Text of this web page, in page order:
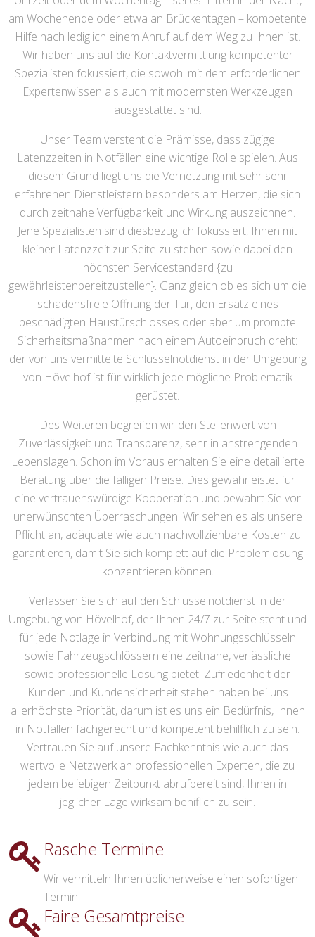
am Wochenende oder etwa an Brückentagen – kompetente
Hilfe nach lediglich einem Anruf auf dem Weg zu Ihnen ist.
Wir haben uns auf die Kontaktvermittlung kompetenter
Spezialisten fokussiert, die sowohl mit dem erforderlichen
Expertenwissen als auch mit modernsten Werkzeugen
ausgestattet sind.
Unser Team versteht die Prämisse, dass zügige
Latenzzeiten in Notfällen eine wichtige Rolle spielen. Aus
diesem Grund liegt uns die Vernetzung mit sehr sehr
erfahrenen Dienstleistern besonders am Herzen, die sich
durch zeitnahe Verfügbarkeit und Wirkung auszeichnen.
Jene Spezialisten sind diesbezüglich fokussiert, Ihnen mit
kleiner Latenzzeit zur Seite zu stehen sowie dabei den
höchsten Servicestandard {zu
gewährleistenbereitzustellen}. Ganz gleich ob es sich um die
schadensfreie Öffnung der Tür, den Ersatz eines
beschädigten Haustürschlosses oder aber um prompte
Sicherheitsmaßnahmen nach einem Autoeinbruch dreht:
der von uns vermittelte Schlüsselnotdienst in der Umgebung
von Hövelhof ist für wirklich jede mögliche Problematik
gerüstet.
Des Weiteren begreifen wir den Stellenwert von
Zuverlässigkeit und Transparenz, sehr in anstrengenden
Lebenslagen. Schon im Voraus erhalten Sie eine detaillierte
Beratung über die fälligen Preise. Dies gewährleistet für
eine vertrauenswürdige Kooperation und bewahrt Sie vor
unerwünschten Überraschungen. Wir sehen es als unsere
Pflicht an, adäquate wie auch nachvollziehbare Kosten zu
garantieren, damit Sie sich komplett auf die Problemlösung
konzentrieren können.
Verlassen Sie sich auf den Schlüsselnotdienst in der
Umgebung von Hövelhof, der Ihnen 24/7 zur Seite steht und
für jede Notlage in Verbindung mit Wohnungsschlüsseln
sowie Fahrzeugschlössern eine zeitnahe, verlässliche
sowie professionelle Lösung bietet. Zufriedenheit der
Kunden und Kundensicherheit stehen haben bei uns
allerhöchste Priorität, darum ist es uns ein Bedürfnis, Ihnen
in Notfällen fachgerecht und kompetent behilflich zu sein.
Vertrauen Sie auf unsere Fachkenntnis wie auch das
wertvolle Netzwerk an professionellen Experten, die zu
jedem beliebigen Zeitpunkt abrufbereit sind, Ihnen in
jeglicher Lage wirksam behiflich zu sein.
Rasche Termine
Wir vermitteln Ihnen üblicherweise einen sofortigen
Termin.
Faire Gesamtpreise